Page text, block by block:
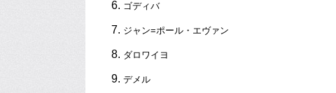
ゴディバ
ジャン=ポール・エヴァン
ダロワイヨ
デメル